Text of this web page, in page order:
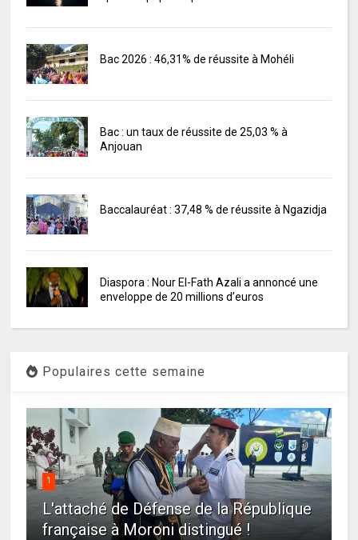
Bac 2026 : 46,31% de réussite à Mohéli
Bac : un taux de réussite de 25,03 % à
Anjouan
Baccalauréat : 37,48 % de réussite à Ngazidja
Diaspora : Nour El-Fath Azali a annoncé une
enveloppe de 20 millions d’euros
Populaires cette semaine
1
L'attaché de Défense de la République
française à Moroni distingué !